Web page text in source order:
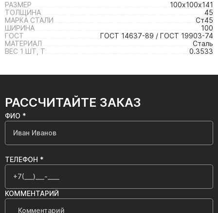
РАЗМЕР
100х100х141
ТОЛЩИНА
45
МАРКА СТАЛИ
Ст45
ШИРИНА
100
ГОСТ
ГОСТ 14637-89 / ГОСТ 19903-74
МАТЕРИАЛ
Сталь
ВЕС 1 ШТ, Т
0.3533
РАССЧИТАЙТЕ ЗАКАЗ
ФИО *
ТЕЛЕФОН *
КОММЕНТАРИЙ